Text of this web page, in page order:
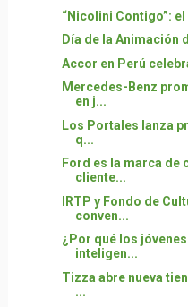
“Nicolini Contigo”:
Día de la Animación
Accor en Perú
Mercedes-Benz
en j...
Los Portales lanza
q...
Ford es la marca de
cliente...
IRTP y Fondo de
conven...
¿Por qué los
inteligen...
Tizza abre nueva
...